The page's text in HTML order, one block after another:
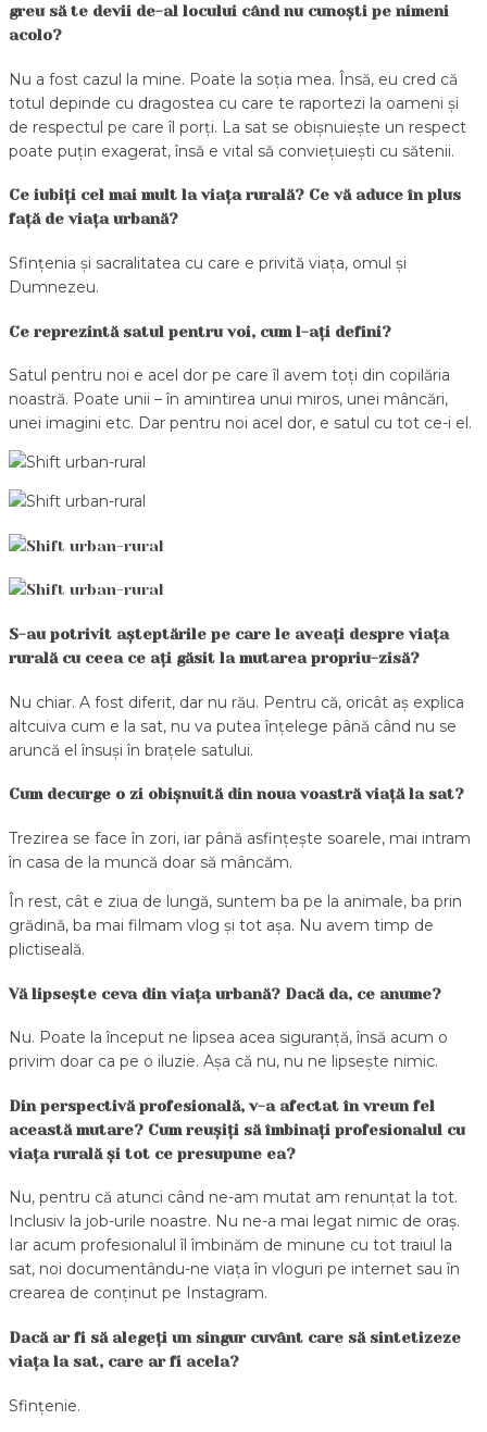
greu să te devii de-al locului când nu cunoști pe nimeni
acolo?
Nu a fost cazul la mine. Poate la soția mea. Însă, eu cred că
totul depinde cu dragostea cu care te raportezi la oameni și
de respectul pe care îl porți. La sat se obișnuiește un respect
poate puțin exagerat, însă e vital să conviețuiești cu sătenii.
Ce iubiți cel mai mult la viața rurală? Ce vă aduce în plus
față de viața urbană?
Sfințenia și sacralitatea cu care e privită viața, omul și
Dumnezeu.
Ce reprezintă satul pentru voi, cum l-ați defini?
Satul pentru noi e acel dor pe care îl avem toți din copilăria
noastră. Poate unii – în amintirea unui miros, unei mâncări,
unei imagini etc. Dar pentru noi acel dor, e satul cu tot ce-i el.
S-au potrivit așteptările pe care le aveați despre viața
rurală cu ceea ce ați găsit la mutarea propriu-zisă?
Nu chiar. A fost diferit, dar nu rău. Pentru că, oricât aș explica
altcuiva cum e la sat, nu va putea înțelege până când nu se
aruncă el însuși în brațele satului.
Cum decurge o zi obișnuită din noua voastră viață la sat?
Trezirea se face în zori, iar până asfințește soarele, mai intram
în casa de la muncă doar să mâncăm.
În rest, cât e ziua de lungă, suntem ba pe la animale, ba prin
grădină, ba mai filmam vlog și tot așa. Nu avem timp de
plictiseală.
Vă lipsește ceva din viața urbană? Dacă da, ce anume?
Nu. Poate la început ne lipsea acea siguranță, însă acum o
privim doar ca pe o iluzie. Așa că nu, nu ne lipsește nimic.
Din perspectivă profesională, v-a afectat în vreun fel
această mutare? Cum reușiți să îmbinați profesionalul cu
viața rurală și tot ce presupune ea?
Nu, pentru că atunci când ne-am mutat am renunțat la tot.
Inclusiv la job-urile noastre. Nu ne-a mai legat nimic de oraș.
Iar acum profesionalul îl îmbinăm de minune cu tot traiul la
sat, noi documentându-ne viața în vloguri pe internet sau în
crearea de conținut pe Instagram.
Dacă ar fi să alegeți un singur cuvânt care să sintetizeze
viața la sat, care ar fi acela?
Sfințenie.